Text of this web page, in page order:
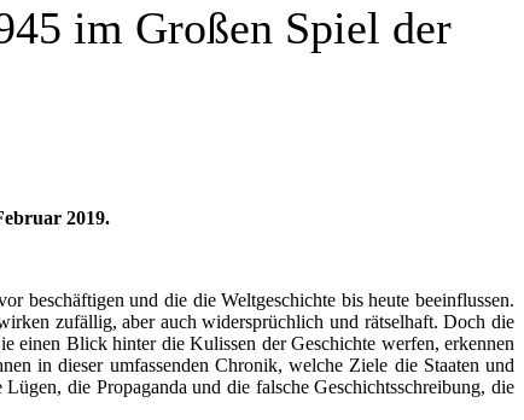
im Großen Spiel der
2019.
beschäftigen und die die Weltgeschichte bis heute beeinflussen.
zufällig, aber auch widersprüchlich und rätselhaft. Doch die
einen Blick hinter die Kulissen der Geschichte werfen, erkennen
in dieser umfassenden Chronik, welche Ziele die Staaten und
die Propaganda und die falsche Geschichtsschreibung, die